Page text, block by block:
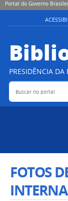
Portal do Governo
PRESIDÊNCIA DA
Buscar no portal
FOTOS